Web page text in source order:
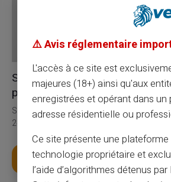
Servicio y soporte por parte de
personas reales, no de bots
Servicio de atención al cliente en inglés a
24/24, por teléfono de lunes a sábado de
Obtenga su tarjeta
⚠️ Avis réglementaire
L'accès à ce site est
majeures (18+) ainsi qu'aux
enregistrées et opérant dans
adresse résidentielle ou
Ce site présente une
technologie propriétaire et
l’aide d’algorithmes détenus